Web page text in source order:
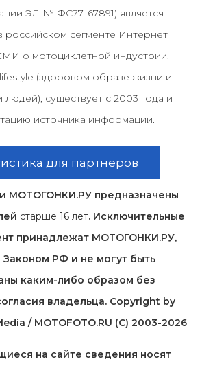
ЭЛ № ФС77–67891) является
российском сегменте Интернет
о мотоциклетной индустрии,
(здоровом образе жизни и
людей), существует с 2003 года и
источника информации.
для партнеров
МОТОГОНКИ.РУ предназначены
старше 16 лет. Исключительные
принадлежат МОТОГОНКИ.РУ,
РФ и не могут быть
каким-либо образом без
владельца. Copyright by
/ MOTOFOTO.RU (C) 2003-2026
на cайте сведения носят